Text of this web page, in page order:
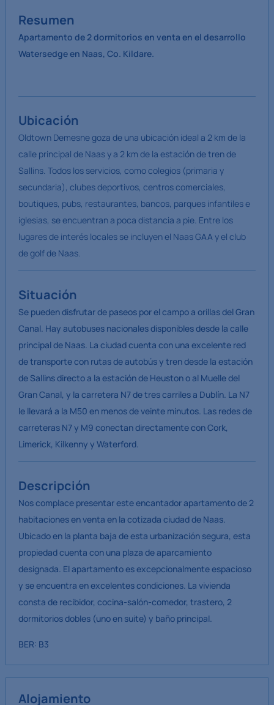
Resumen
Apartamento de 2 dormitorios en venta en el desarrollo
Watersedge en Naas, Co. Kildare.
Ubicación
Oldtown Demesne goza de una ubicación ideal a 2 km de la
calle principal de Naas y a 2 km de la estación de tren de
Sallins. Todos los servicios, como colegios (primaria y
secundaria), clubes deportivos, centros comerciales,
boutiques, pubs, restaurantes, bancos, parques infantiles e
iglesias, se encuentran a poca distancia a pie. Entre los
lugares de interés locales se incluyen el Naas GAA y el club
de golf de Naas.
Situación
Se pueden disfrutar de paseos por el campo a orillas del Gran
Canal. Hay autobuses nacionales disponibles desde la calle
principal de Naas. La ciudad cuenta con una excelente red
de transporte con rutas de autobús y tren desde la estación
de Sallins directo a la estación de Heuston o al Muelle del
Gran Canal, y la carretera N7 de tres carriles a Dublín. La N7
le llevará a la M50 en menos de veinte minutos. Las redes de
carreteras N7 y M9 conectan directamente con Cork,
Limerick, Kilkenny y Waterford.
Descripción
Nos complace presentar este encantador apartamento de 2
habitaciones en venta en la cotizada ciudad de Naas.
Ubicado en la planta baja de esta urbanización segura, esta
propiedad cuenta con una plaza de aparcamiento
designada. El apartamento es excepcionalmente espacioso
y se encuentra en excelentes condiciones. La vivienda
consta de recibidor, cocina-salón-comedor, trastero, 2
dormitorios dobles (uno en suite) y baño principal.
BER: B3
Alojamiento